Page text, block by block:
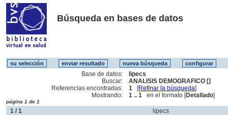
Búsqueda en bases de datos
Base de datos:
lipecs
Buscar:
ANALISIS DEMOGRAFICO []
Referencias encontradas:
1 [Refinar la búsqueda]
Mostrando:
1 .. 1 en el formato [Detallado]
página 1 de 1
1 / 1 lipecs